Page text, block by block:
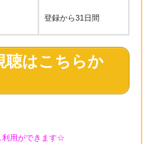
登録から31日間
聴はこちらか
利用ができます☆